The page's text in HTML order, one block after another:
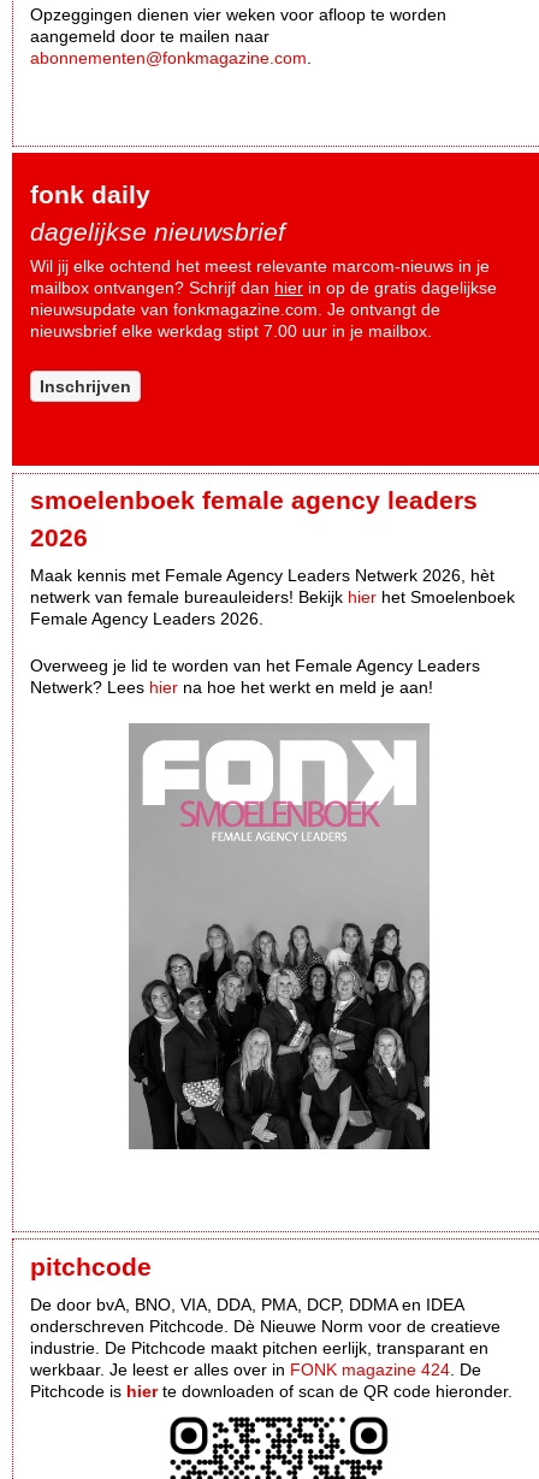
Opzeggingen dienen vier weken voor afloop te worden
aangemeld door te mailen naar
abonnementen@fonkmagazine.com
fonk daily
dagelijkse nieuwsbrief
Wil jij elke ochtend het meest relevante marcom-nieuws in je
mailbox ontvangen? Schrijf dan hier in op de gratis dagelijkse
nieuwsupdate van fonkmagazine.com. Je ontvangt de
nieuwsbrief elke werkdag stipt 7.00 uur in je mailbox.
Inschrijven
smoelenboek female agency leaders
2026
Maak kennis met Female Agency Leaders Netwerk 2026, hèt
netwerk van female bureauleiders! Bekijk hier het Smoelenboek
Female Agency Leaders 2026.
Overweeg je lid te worden van het Female Agency Leaders
Netwerk? Lees hier na hoe het werkt en meld je aan!
pitchcode
De door bvA, BNO, VIA, DDA, PMA, DCP, DDMA en IDEA
onderschreven Pitchcode. Dè Nieuwe Norm voor de creatieve
industrie. De Pitchcode maakt pitchen eerlijk, transparant en
werkbaar. Je leest er alles over in FONK magazine 424 . De
Pitchcode is hierte downloaden of scan de QR code hieronder.